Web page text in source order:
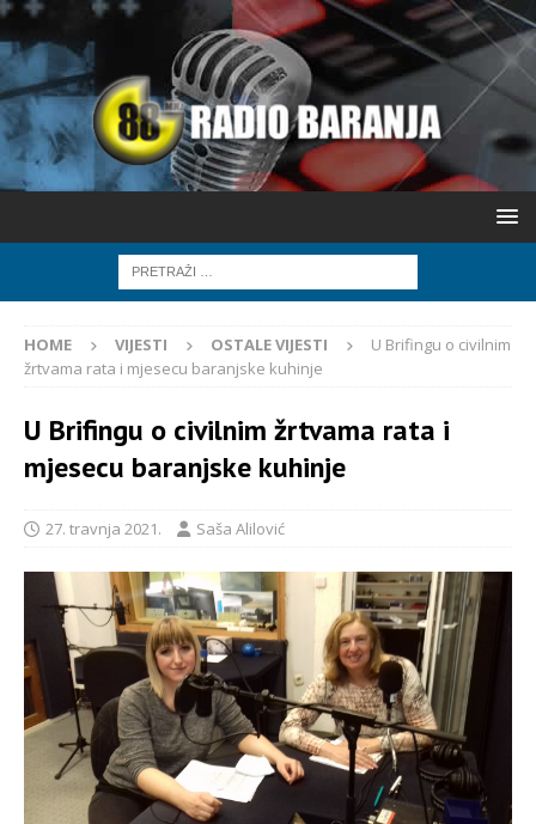
HOME VIJESTI OSTALE VIJESTI
U Brifingu o civilnim
žrtvama rata i mjesecu baranjske kuhinje
U Brifingu o civilnim žrtvama rata i
mjesecu baranjske kuhinje
27. travnja 2021. Saša Alilović